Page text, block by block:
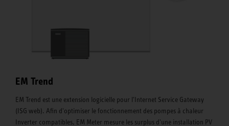
EM Trend
EM Trend est une extension logicielle pour l'Internet Service Gateway
(ISG web). Afin d'optimiser le fonctionnement des pompes à chaleur
Inverter compatibles, EM Meter mesure les surplus d'une installation PV